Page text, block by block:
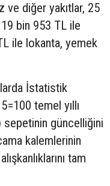
ve diğer yakıtlar, 25
bin 953 TL ile
ile lokanta, yemek
İstatistik
temel yıllı
sepetinin güncelliğini
kalemlerinin
tam